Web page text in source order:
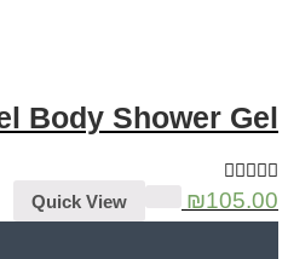
Body Shower Gel
₪105.00
Quick View